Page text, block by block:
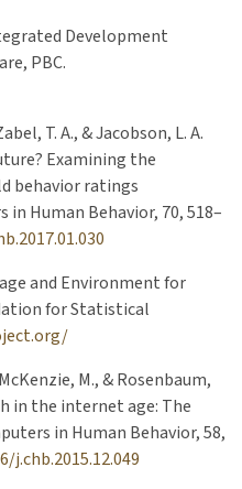
Development
PBC.
T. A., & Jacobson, L. A.
Examining the
behavior ratings
Human Behavior, 70, 518–
and Environment for
for Statistical
M., & Rosenbaum,
in the internet age: The
in Human Behavior, 58,